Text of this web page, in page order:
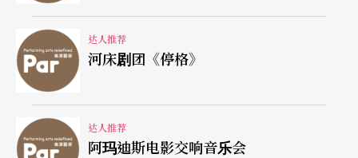
达人推荐
河床剧团《停格》
达人推荐
阿玛迪斯电影交响音乐会